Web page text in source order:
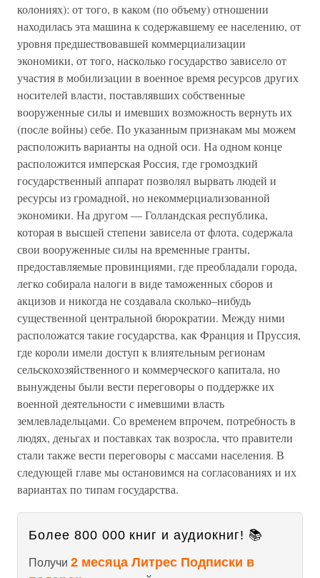
колониях): от того, в каком (по объему) отношении
находилась эта машина к содержавшему ее населению, от
уровня предшествовавшей коммерциализации
экономики, от того, насколько государство зависело от
участия в мобилизации в военное время ресурсов других
носителей власти, поставлявших собственные
вооруженные силы и имевших возможность вернуть их
(после войны) себе. По указанным признакам мы можем
расположить варианты на одной оси. На одном конце
расположится имперская Россия, где громоздкий
государственный аппарат позволял вырвать людей и
ресурсы из громадной, но некоммерциализованной
экономики. На другом — Голландская республика,
которая в высшей степени зависела от флота, содержала
свои вооруженные силы на временные гранты,
предоставляемые провинциями, где преобладали города,
легко собирала налоги в виде таможенных сборов и
акцизов и никогда не создавала сколько–нибудь
существенной центральной бюрократии. Между ними
расположатся такие государства, как Франция и Пруссия,
где короли имели доступ к влиятельным регионам
сельскохозяйственного и коммерческого капитала, но
вынуждены были вести переговоры о поддержке их
военной деятельности с имевшими власть
землевладельцами. Со временем впрочем, потребность в
людях, деньгах и поставках так возросла, что правители
стали также вести переговоры с массами населения. В
следующей главе мы остановимся на согласованиях и их
вариантах по типам государства.
Более 800 000 книг и аудиокниг! 📚
Получи 2 месяца Литрес Подписки в